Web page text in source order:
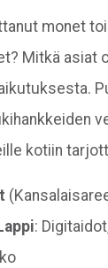
monet
Mitkä
kotiin
: